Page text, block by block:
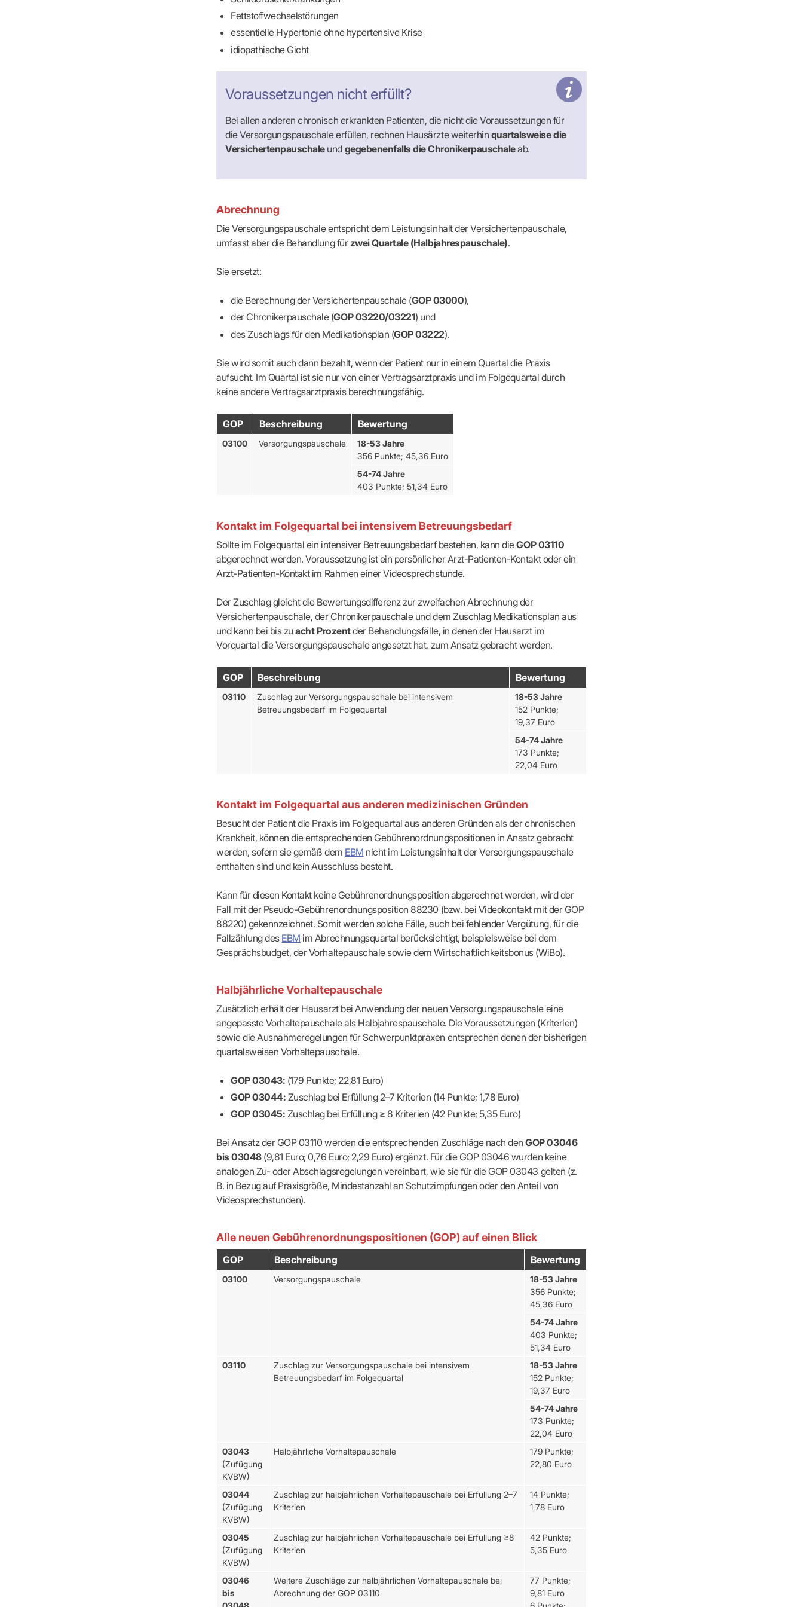
IT & Online-Dienste
Arbeitsunfähigkeitsbescheinigung (AU)
Terminservicestelle (für Praxen)
Fettstoffwechselstörungen
essentielle Hypertonie ohne hypertensive Krise
idiopathische Gicht
Voraussetzungen nicht erfüllt?
Bei allen anderen chronisch erkrankten Patienten, die nicht die Voraussetzungen für
die Versorgungspauschale erfüllen, rechnen Hausärzte weiterhin quartalsweise die
Versichertenpauschaleund gegebenenfalls die Chronikerpauschaleab.
Abrechnung
Die Versorgungspauschale entspricht dem Leistungsinhalt der Versichertenpauschale,
umfasst aber die Behandlung für zwei Quartale (Halbjahrespauschale).
Sie ersetzt:
die Berechnung der Versichertenpauschale (GOP 03000),
der Chronikerpauschale (GOP 03220/03221) und
des Zuschlags für den Medikationsplan (GOP 03222).
Sie wird somit auch dann bezahlt, wenn der Patient nur in einem Quartal die Praxis
aufsucht. Im Quartal ist sie nur von einer Vertragsarztpraxis und im Folgequartal durch
keine andere Vertragsarztpraxis berechnungsfähig.
GOP Beschreibung Bewertung
03100 Versorgungspauschale
18-53 Jahre
356 Punkte; 45,36 Euro
54-74 Jahre
403 Punkte; 51,34 Euro
Kontakt im Folgequartal bei intensivem Betreuungsbedarf
Sollte im Folgequartal ein intensiver Betreuungsbedarf bestehen, kann dieGOP 03110
abgerechnet werden. Voraussetzung ist ein persönlicher Arzt-Patienten-Kontakt oder ein
Arzt-Patienten-Kontakt im Rahmen einer Videosprechstunde.
Der Zuschlag gleicht die Bewertungsdifferenz zur zweifachen Abrechnung der
Versichertenpauschale, der Chronikerpauschale und dem Zuschlag Medikationsplan aus
und kann bei bis zu acht Prozentder Behandlungsfälle, in denen der Hausarzt im
Vorquartal die Versorgungspauschale angesetzt hat, zum Ansatz gebracht werden.
GOP Beschreibung Bewertung
03110
Zuschlag zur Versorgungspauschale bei intensivem
Betreuungsbedarf im Folgequartal
18-53 Jahre
152 Punkte;
19,37 Euro
54-74 Jahre
173 Punkte;
22,04 Euro
Kontakt im Folgequartal aus anderen medizinischen Gründen
Besucht der Patient die Praxis im Folgequartal aus anderen Gründen als der chronischen
Krankheit, können die entsprechenden Gebührenordnungspositionen in Ansatz gebracht
werden, sofern sie gemäß dem EBM nicht im Leistungsinhalt der Versorgungspauschale
enthalten sind und kein Ausschluss besteht.
Kann für diesen Kontakt keine Gebührenordnungsposition abgerechnet werden, wird der
Fall mit der Pseudo-Gebührenordnungsposition 88230 (bzw. bei Videokontakt mit der GOP
88220) gekennzeichnet. Somit werden solche Fälle, auch bei fehlender Vergütung, für die
Fallzählung des EBM im Abrechnungsquartal berücksichtigt, beispielsweise bei dem
Gesprächsbudget, der Vorhaltepauschale sowie dem Wirtschaftlichkeitsbonus (WiBo).
Halbjährliche Vorhaltepauschale
Zusätzlich erhält der Hausarzt bei Anwendung der neuen Versorgungspauschale eine
angepasste Vorhaltepauschale als Halbjahrespauschale. Die Voraussetzungen (Kriterien)
sowie die Ausnahmeregelungen für Schwerpunktpraxen entsprechen denen der bisherigen
quartalsweisen Vorhaltepauschale.
GOP 03043: (179 Punkte; 22,81 Euro)
GOP 03044: Zuschlag bei Erfüllung 2–7 Kriterien (14 Punkte; 1,78 Euro)
GOP 03045: Zuschlag bei Erfüllung ≥ 8 Kriterien (42 Punkte; 5,35 Euro)
Bei Ansatz der GOP 03110 werden die entsprechenden Zuschläge nach denGOP 03046
bis 03048(9,81 Euro; 0,76 Euro; 2,29 Euro) ergänzt. Für die GOP 03046 wurden keine
analogen Zu- oder Abschlagsregelungen vereinbart, wie sie für die GOP 03043 gelten (z.
B. in Bezug auf Praxisgröße, Mindestanzahl an Schutzimpfungen oder den Anteil von
Videosprechstunden).
Alle neuen Gebührenordnungspositionen (GOP) auf einen Blick
GOP Beschreibung Bewertung
03100 Versorgungspauschale
18-53 Jahre
356 Punkte;
45,36 Euro
54-74 Jahre
403 Punkte;
51,34 Euro
03110
Zuschlag zur Versorgungspauschale bei intensivem
Betreuungsbedarf im Folgequartal
18-53 Jahre
152 Punkte;
19,37 Euro
54-74 Jahre
173 Punkte;
22,04 Euro
03043
(Zufügung
KVBW)
Halbjährliche Vorhaltepauschale
179 Punkte;
22,80 Euro
03044
(Zufügung
KVBW)
Zuschlag zur halbjährlichen Vorhaltepauschale bei Erfüllung 2–7
Kriterien
14 Punkte;
1,78 Euro
03045
(Zufügung
KVBW)
Zuschlag zur halbjährlichen Vorhaltepauschale bei Erfüllung ≥8
Kriterien
42 Punkte;
5,35 Euro
03046
bis
Weitere Zuschläge zur halbjährlichen Vorhaltepauschale bei
Abrechnung der GOP 03110
77 Punkte;
9,81 Euro
besonders
an die KVBW übermitteln
Wichtig:Damit Nachrichten bei einem KIM-Adressaten ankommen, müssen diese als KIM-E-Mail
innerhalb der TI übermittelt werden (funktioniert nicht aus dem freien Internet).